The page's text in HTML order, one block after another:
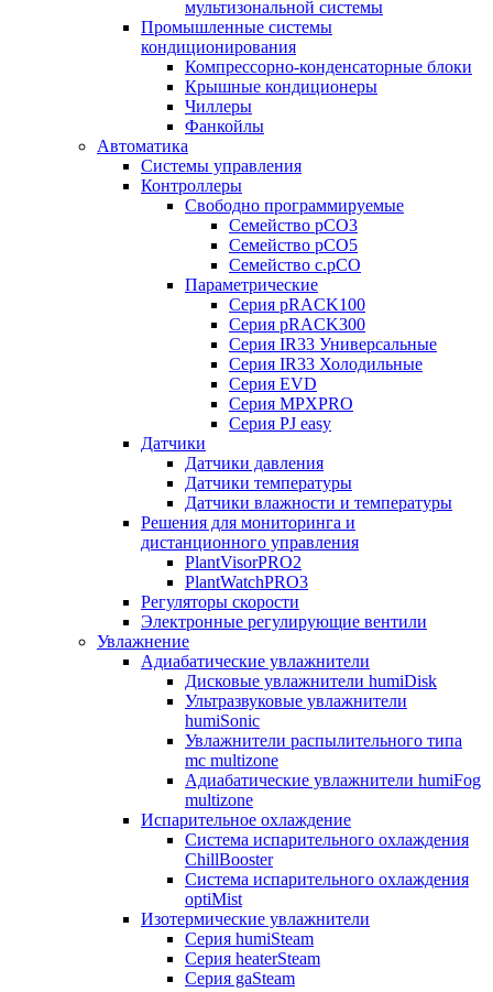
мультизональной системы
Промышленные системы
кондиционирования
Компрессорно-конденсаторные блоки
Крышные кондиционеры
Чиллеры
Фанкойлы
Автоматика
Системы управления
Контроллеры
Свободно программируемые
Семейство pCO3
Семейство pCO5
Семейство c.pCO
Параметрические
Серия pRACK100
Серия pRACK300
Серия IR33 Универсальные
Серия IR33 Холодильные
Серия EVD
Серия MPXPRO
Серия PJ easy
Датчики
Датчики давления
Датчики температуры
Датчики влажности и температуры
Решения для мониторинга и
дистанционного управления
PlantVisorPRO2
PlantWatchPRO3
Регуляторы скорости
Электронные регулирующие вентили
Увлажнение
Адиабатические увлажнители
Дисковые увлажнители humiDisk
Ультразвуковые увлажнители
humiSonic
Увлажнители распылительного типа
mc multizone
Адиабатические увлажнители humiFog
multizone
Испарительное охлаждение
Система испарительного охлаждения
ChillBooster
Система испарительного охлаждения
optiMist
Изотермические увлажнители
Серия humiSteam
Серия heaterSteam
Серия gaSteam